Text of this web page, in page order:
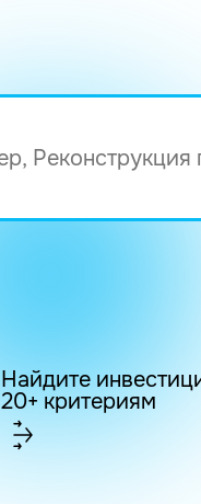
Найдите
20+ критериям